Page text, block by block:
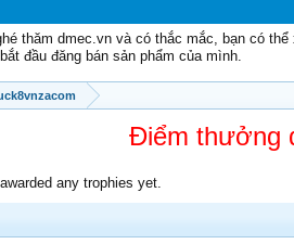
thăm dmec.vn và có thắc mắc, bạn có
đầu đăng bán sản phẩm của mình.
Điểm thưởng
any trophies yet.